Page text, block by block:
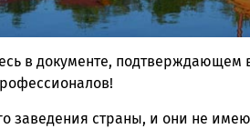
в документе, подтверждающем
заведения страны, и они не